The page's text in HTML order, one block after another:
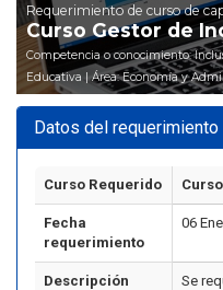
Requerimiento de curso de
Curso Gestor de
Competencia o conocimiento:
Educativa | Área: Economía y
Datos del requerimiento
Curso Requerido
Fecha
requerimiento
06
Descripción
Se